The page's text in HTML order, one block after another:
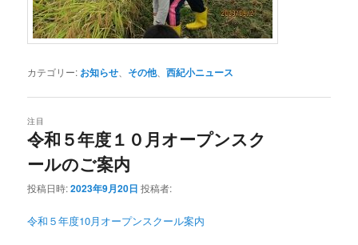
カテゴリー: お知らせ その他、西紀小ニュース
令和５年度１０月オープンスク
ールのご案内
注目
投稿日時:2023年9月20日 投稿者:
令和５年度10月オープンスクール案内